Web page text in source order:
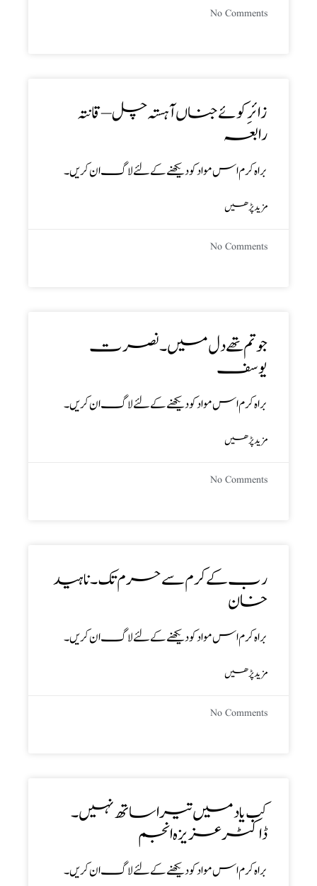
No Comments
زائرِ کوئے جناں آہستہ چل – قانتہ
رابعہ
براہ کرم اس مواد کو دیکھنے کے لئے لاگ ان کریں۔
مزید پڑھیں
No Comments
جو تم تھے دل میں ۔ نصرت
یوسف
براہ کرم اس مواد کو دیکھنے کے لئے لاگ ان کریں۔
مزید پڑھیں
No Comments
رب کے کرم سے حرم تک ۔ ناہید
خان
براہ کرم اس مواد کو دیکھنے کے لئے لاگ ان کریں۔
مزید پڑھیں
No Comments
کب یاد میں تیرا ساتھ نہیں ۔
ڈاکٹر عزیزہ انجم
براہ کرم اس مواد کو دیکھنے کے لئے لاگ ان کریں۔